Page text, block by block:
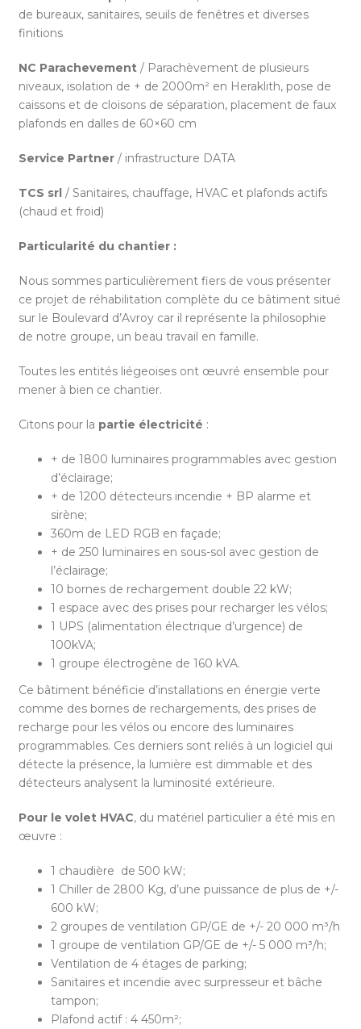
de bureaux, sanitaires, seuils de fenêtres et diverses
finitions
NC Parachevement/ Parachèvement de plusieurs
niveaux, isolation de + de 2000m² en Heraklith, pose de
caissons et de cloisons de séparation, placement de faux
plafonds en dalles de 60×60 cm
Service Partner/ infrastructure DATA
TCS srl/ Sanitaires, chauffage, HVAC et plafonds actifs
(chaud et froid)
Particularité du chantier :
Nous sommes particulièrement fiers de vous présenter
ce projet de réhabilitation complète du ce bâtiment situé
sur le Boulevard d’Avroy car il représente la philosophie
de notre groupe, un beau travail en famille.
Toutes les entités liégeoises ont œuvré ensemble pour
mener à bien ce chantier.
Citons pour la partie électricité :
+ de 1800 luminaires programmables avec gestion
d’éclairage;
+ de 1200 détecteurs incendie + BP alarme et
sirène;
360m de LED RGB en façade;
+ de 250 luminaires en sous-sol avec gestion de
l’éclairage;
10 bornes de rechargement double 22 kW;
1 espace avec des prises pour recharger les vélos;
1 UPS (alimentation électrique d’urgence) de
100kVA;
1 groupe électrogène de 160 kVA.
Ce bâtiment bénéficie d’installations en énergie verte
comme des bornes de rechargements, des prises de
recharge pour les vélos ou encore des luminaires
programmables. Ces derniers sont reliés à un logiciel qui
détecte la présence, la lumière est dimmable et des
détecteurs analysent la luminosité extérieure.
Pour le volet HVAC, du matériel particulier a été mis en
œuvre :
1 chaudière de 500 kW;
1 Chiller de 2800 Kg, d’une puissance de plus de +/-
600 kW;
2 groupes de ventilation GP/GE de +/- 20 000 m³/h
1 groupe de ventilation GP/GE de +/- 5 000 m³/h;
Ventilation de 4 étages de parking;
Sanitaires et incendie avec surpresseur et bâche
tampon;
Plafond actif : 4 450m²;